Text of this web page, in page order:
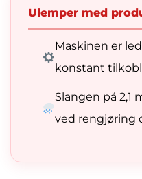
Ulemper med
Maskinen er
konstant
Slangen på 2,1
ved rengjøring